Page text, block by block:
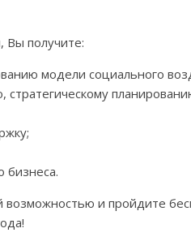
Вы получите:
модели социального
бизнеса.
возможностью и пройдите